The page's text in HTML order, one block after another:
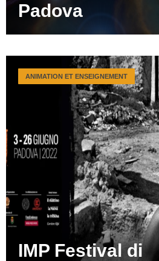
Padova
IMP Festival di
ANIMATION ET ENSEIGNEMENT